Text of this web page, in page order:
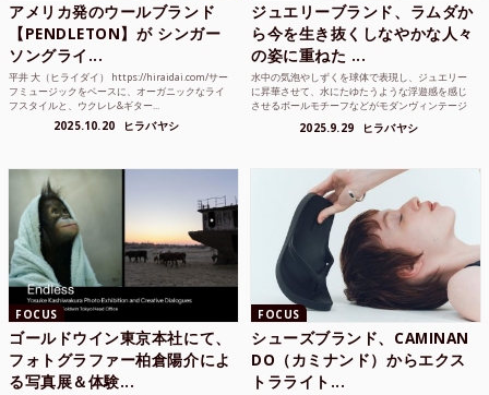
アメリカ発のウールブランド
【PENDLETON】が シンガー
ソングライ...
平井 大（ヒライダイ） https://hiraidai.com/サー
フミュージックをベースに、オーガニックなライ
フスタイルと、ウクレレ&ギター...
2025.10.20 ヒラバヤシ
ジュエリーブランド、ラムダか
ら今を生き抜くしなやかな人々
の姿に重ねた ...
水中の気泡やしずくを球体で表現し、ジュエリー
に昇華させて、水にたゆたうような浮遊感を感じ
させるボールモチーフなどがモダンヴィンテージ
2025.9.29 ヒラバヤシ
FOCUS
ゴールドウイン東京本社にて、
フォトグラファー柏倉陽介によ
る写真展＆体験...
FOCUS
シューズブランド、CAMINAN
DO（カミナンド）からエクス
トラライト...